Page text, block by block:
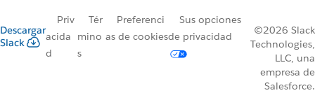
Descargar
Slack
Priv
acida
d
Tér
mino
s
Preferenci
as de cookies
Sus opciones
de privacidad
©2026 Slack
Technologies,
LLC, una
empresa de
Salesforce.